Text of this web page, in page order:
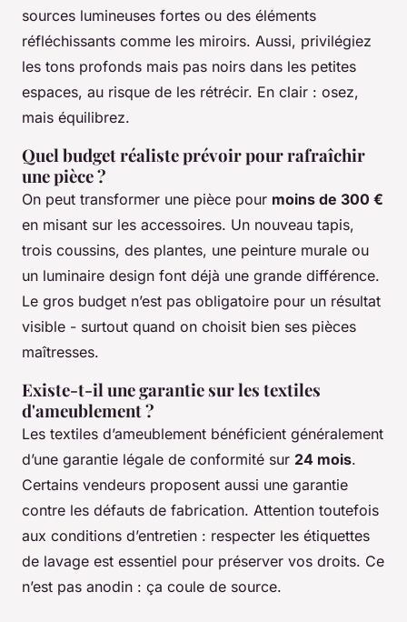
sources lumineuses fortes ou des éléments
réfléchissants comme les miroirs. Aussi, privilégiez
les tons profonds mais pas noirs dans les petites
espaces, au risque de les rétrécir. En clair : osez,
mais équilibrez.
Quel budget réaliste prévoir pour rafraîchir
une pièce ?
On peut transformer une pièce pour moins de 300 €
en misant sur les accessoires. Un nouveau tapis,
trois coussins, des plantes, une peinture murale ou
un luminaire design font déjà une grande différence.
Le gros budget n’est pas obligatoire pour un résultat
visible - surtout quand on choisit bien ses pièces
maîtresses.
Existe-t-il une garantie sur les textiles
d'ameublement ?
Les textiles d’ameublement bénéficient généralement
d’une garantie légale de conformité sur 24 mois.
Certains vendeurs proposent aussi une garantie
contre les défauts de fabrication. Attention toutefois
aux conditions d’entretien : respecter les étiquettes
de lavage est essentiel pour préserver vos droits. Ce
n’est pas anodin : ça coule de source.